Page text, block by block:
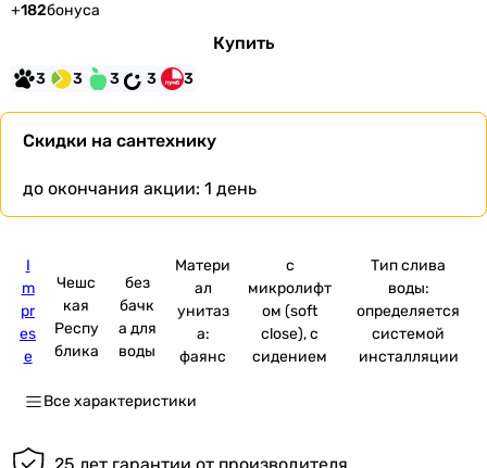
+182бонуса
Купить
3 3 3 3 3
Скидки на сантехнику
до окончания акции: 1 день
I
m
pr
es
e
Чешс
кая
Респу
блика
без
бачк
а для
воды
Матери
ал
унитаз
а:
фаянс
с
микролифт
ом (soft
close), с
сидением
Тип слива
воды:
определяется
системой
инсталляции
Все характеристики